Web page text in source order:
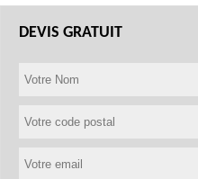
DEVIS GRATUIT